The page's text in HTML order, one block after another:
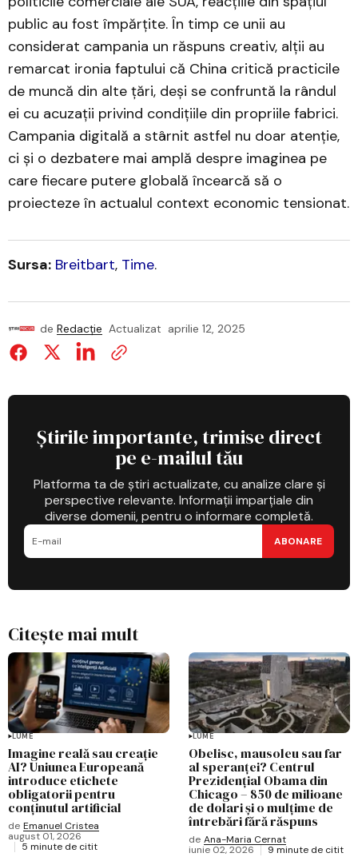
public au fost împărțite. În timp ce unii au
considerat campania un răspuns creativ, alții au
remarcat ironia faptului că China critică practicile
de muncă din alte țări, deși se confruntă la rândul
ei cu acuzații privind condițiile din propriile fabrici.
Campania digitală a stârnit astfel nu doar atenție,
ci și o dezbatere mai amplă despre imaginea pe
care fiecare putere globală încearcă să o
proiecteze în actualul context economic tensionat.
Sursa: Breitbart, Time.
de Redacție Actualizat aprilie 12, 2025
Știrile importante, trimise direct
pe e-mailul tău
Platforma ta de știri actualizate, cu analize clare și
perspective relevante. Informații imparțiale din
diverse domenii, pentru o informare completă.
ABONARE
Citește mai mult
LUME
Imagine reală sau creație
AI? Uniunea Europeană
introduce etichete
obligatorii pentru
conținutul artificial
de Emanuel Cristea
august 01, 2026
5 minute de citit
LUME
Obelisc, mausoleu sau far
al speranței? Centrul
Prezidențial Obama din
Chicago – 850 de milioane
de dolari și o mulțime de
întrebări fără răspuns
de Ana-Maria Cernat
iunie 02, 2026
9 minute de citit